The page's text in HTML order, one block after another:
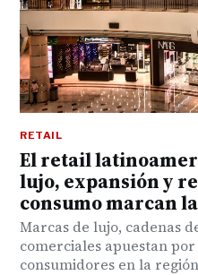
RETAIL
El retail
lujo, expansión y
consumo marcan
Marcas de lujo, cadenas
comerciales apuestan
consumidores en la